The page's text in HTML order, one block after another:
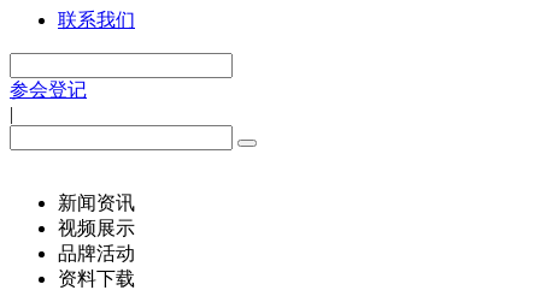
联系我们
参会登记
|
新闻资讯
视频展示
品牌活动
资料下载